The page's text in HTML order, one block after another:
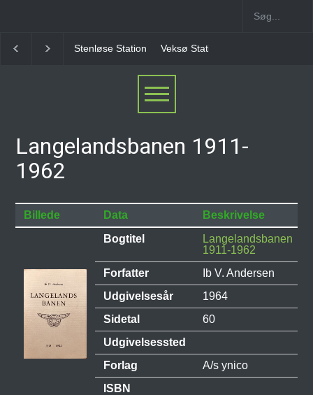
Stenløse Station Veksø Station
Langelandsbanen 1911-
1962
Billede Data
Beskrivelse
Bogtitel
Langelandsbanen
1911-1962
Forfatter
Ib V. Andersen
Udgivelsesår
1964
Sidetal
60
Udgivelsessted
Forlag
A/s ynico
ISBN